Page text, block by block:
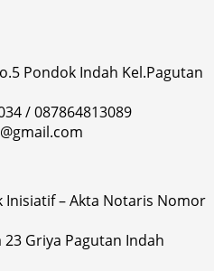
Pondok Indah Kel.Pagutan
/ 087864813089
Inisiatif – Akta Notaris Nomor
23 Griya Pagutan Indah